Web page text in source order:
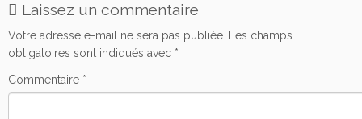
Laissez un commentaire
Votre adresse e-mail ne sera pas publiée.
Les champs
obligatoires sont indiqués avec *
Commentaire *